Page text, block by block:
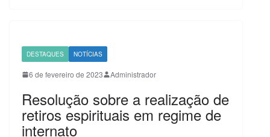
DESTAQUES NOTÍCIAS
6 de fevereiro de 2023 Administrador
Resolução sobre a realização de
retiros espirituais em regime de
internato